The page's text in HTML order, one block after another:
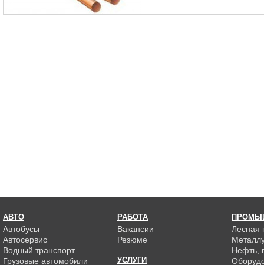
АВТО
Автобусы
Автосервис
Водный транспорт
Грузовые автомобили
РАБОТА
Вакансии
Резюме
УСЛУГИ
Лесная
Нефть,